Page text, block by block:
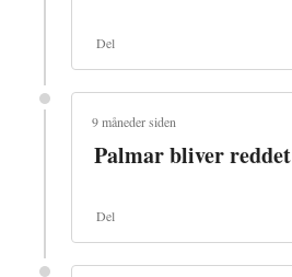
Del
9 måneder siden
Palmar bliver reddet
Del